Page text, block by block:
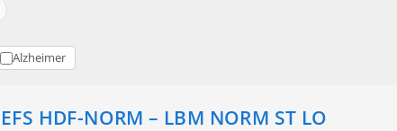
Alzheimer
EFS HDF-NORM – LBM NORM ST LO